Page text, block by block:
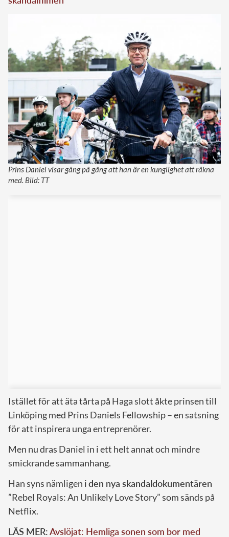
Prins Daniel visar gång på gång att han är en kunglighet att räkna
med. Bild: TT
Istället för att äta tårta på Haga slott åkte prinsen till
Linköping med Prins Daniels Fellowship – en satsning
för att inspirera unga entreprenörer.
Men nu dras Daniel in i ett helt annat och mindre
smickrande sammanhang.
Han syns nämligen i den nya skandaldokumentären
”Rebel Royals: An Unlikely Love Story” som sänds på
Netflix.
LÄS MER:Avslöjat: Hemliga sonen som bor med